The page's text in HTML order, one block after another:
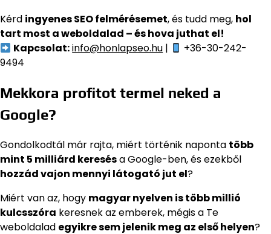
Kérd ingyenes SEO felmérésemet, és tudd meg, hol
tart most a weboldalad – és hova juthat el!
Kapcsolat:info@honlapseo.hu |
+36-30-242-
9494
Mekkora profitot termel neked a
Google?
Gondolkodtál már rajta, miért történik naponta több
mint 5 milliárd keresésa Google-ben, és ezekből
hozzád vajon mennyi látogató jut el?
Miért van az, hogy magyar nyelven is több millió
kulcsszóra keresnek az emberek, mégis a Te
weboldalad egyikre sem jelenik meg az első helyen?